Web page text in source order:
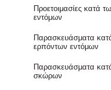
Προετοιμασίες κατά
εντόμων
Παρασκευάσματα
ερπόντων εντόμων
Παρασκευάσματα
σκώρων